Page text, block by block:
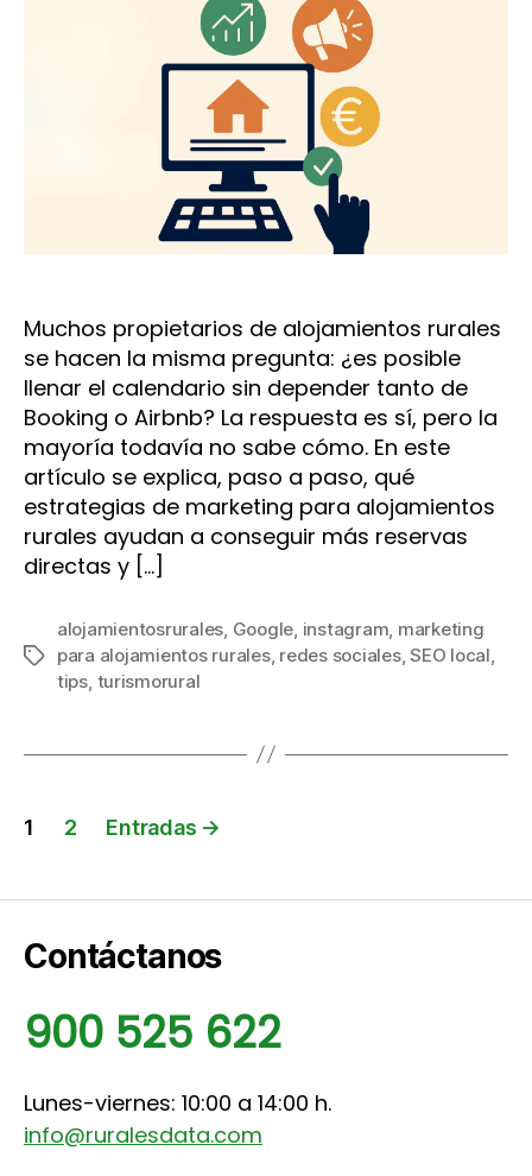
Muchos propietarios de alojamientos rurales
se hacen la misma pregunta: ¿es posible
llenar el calendario sin depender tanto de
Booking o Airbnb? La respuesta es sí, pero la
mayoría todavía no sabe cómo. En este
artículo se explica, paso a paso, qué
estrategias de marketing para alojamientos
rurales ayudan a conseguir más reservas
directas y […]
Etiquetas
alojamientosrurales, Google, instagram, marketing
para alojamientos rurales, redes sociales,SEO local,
tips, turismorural
Paginación
entradas
1 2 Entradas →
Contáctanos
900 525 622
Lunes-viernes: 10:00 a 14:00 h.
info@ruralesdata.com